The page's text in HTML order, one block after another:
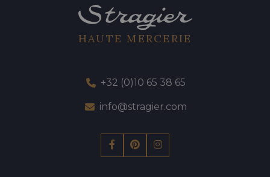
HAUTE MERCERIE
+32 (0)10 65 38 65
info@stragier.com